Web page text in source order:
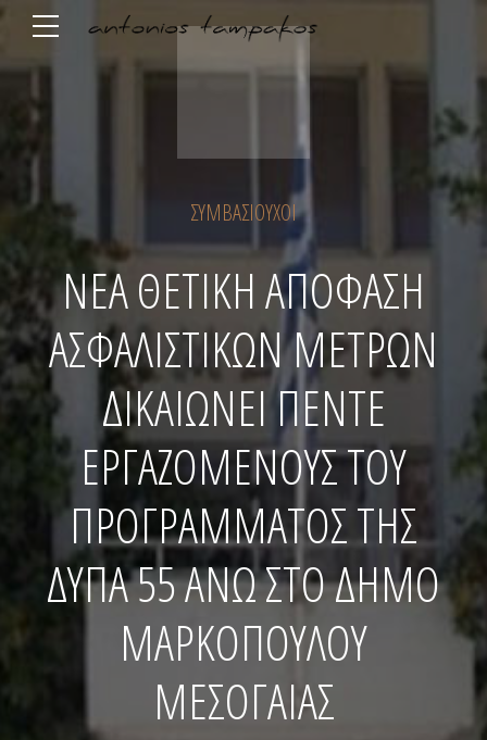
ΣΥΜΒΑΣΙΟΎΧΟΙ
ΝΕΑ ΘΕΤΙΚΗ ΑΠΟΦΑΣΗ
ΑΣΦΑΛΙΣΤΙΚΩΝ ΜΕΤΡΩΝ
ΔΙΚΑΙΩΝΕΙ ΠΕΝΤΕ
ΕΡΓΑΖΟΜΕΝΟΥΣ ΤΟΥ
ΠΡΟΓΡΑΜΜΑΤΟΣ ΤΗΣ
ΔΥΠΑ 55 ΑΝΩ ΣΤΟ ΔΗΜΟ
ΜΑΡΚΟΠΟΥΛΟΥ
ΜΕΣΟΓΑΙΑΣ